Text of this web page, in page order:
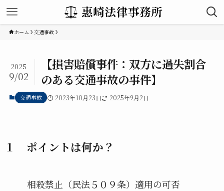
ホーム 交通事故
【損害賠償事件：双方に過失割合
のある交通事故の事件】
2025
9/02
交通事故 2023年10月23日 2025年9月2日
１ ポイントは何か？
相殺禁止（民法５０９条）適用の可否